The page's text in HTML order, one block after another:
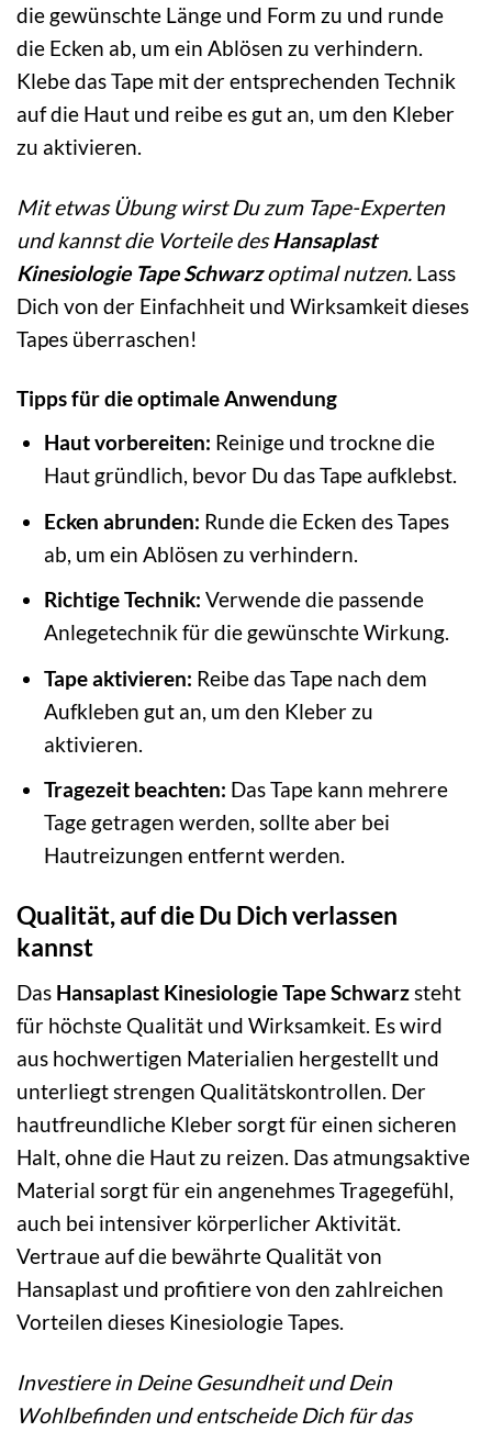
die gewünschte Länge und Form zu und runde
die Ecken ab, um ein Ablösen zu verhindern.
Klebe das Tape mit der entsprechenden Technik
auf die Haut und reibe es gut an, um den Kleber
zu aktivieren.
Mit etwas Übung wirst Du zum Tape-Experten
und kannst die Vorteile desHansaplast
Kinesiologie Tape Schwarzoptimal nutzen. Lass
Dich von der Einfachheit und Wirksamkeit dieses
Tapes überraschen!
Tipps für die optimale Anwendung
Haut vorbereiten: Reinige und trockne die
Haut gründlich, bevor Du das Tape aufklebst.
Ecken abrunden: Runde die Ecken des Tapes
ab, um ein Ablösen zu verhindern.
Richtige Technik: Verwende die passende
Anlegetechnik für die gewünschte Wirkung.
Tape aktivieren: Reibe das Tape nach dem
Aufkleben gut an, um den Kleber zu
aktivieren.
Tragezeit beachten: Das Tape kann mehrere
Tage getragen werden, sollte aber bei
Hautreizungen entfernt werden.
Qualität, auf die Du Dich verlassen
kannst
Das Hansaplast Kinesiologie Tape Schwarz steht
für höchste Qualität und Wirksamkeit. Es wird
aus hochwertigen Materialien hergestellt und
unterliegt strengen Qualitätskontrollen. Der
hautfreundliche Kleber sorgt für einen sicheren
Halt, ohne die Haut zu reizen. Das atmungsaktive
Material sorgt für ein angenehmes Tragegefühl,
auch bei intensiver körperlicher Aktivität.
Vertraue auf die bewährte Qualität von
Hansaplast und profitiere von den zahlreichen
Vorteilen dieses Kinesiologie Tapes.
Investiere in Deine Gesundheit und Dein
Wohlbefinden und entscheide Dich für das